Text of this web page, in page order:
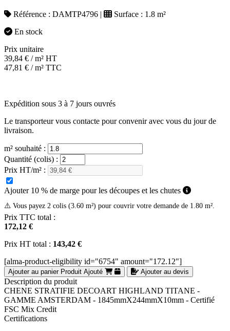
Référence : DAMTP4796 | Surface : 1.8 m²
En stock
Prix unitaire
39,84 € / m² HT
47,81 € / m² TTC
Expédition sous 3 à 7 jours ouvrés
Le transporteur vous contacte pour convenir avec vous du jour de
livraison.
m² souhaité :
Quantité (colis) :
Prix HT/m² :
Ajouter 10 % de marge pour les découpes et les chutes
⚠️ Vous payez 2 colis (3.60 m²) pour couvrir votre demande de 1.80 m².
Prix TTC total :
172,12 €
Prix HT total : 143,42 €
[alma-product-eligibility id="6754" amount="172.12"]
Ajouter au panier Produit Ajouté Ajouter au devis
Description du produit
CHENE STRATIFIE DECOART HIGHLAND TITANE -
GAMME AMSTERDAM - 1845mmX244mmX10mm - Certifié
FSC Mix Credit
Certifications